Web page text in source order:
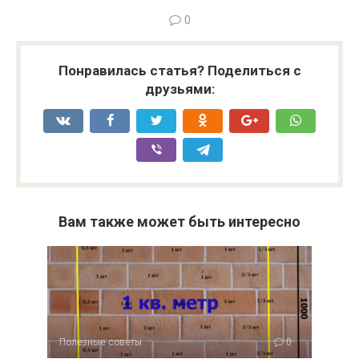
0
Понравилась статья? Поделиться с
друзьями:
Вам также может быть интересно
Полезные советы 0